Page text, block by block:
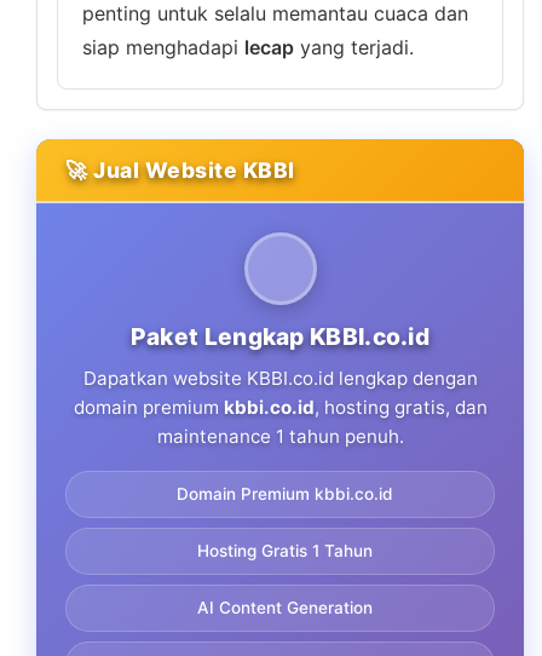
penting untuk selalu memantau cuaca dan
siap menghadapi lecap yang terjadi.
🚀 Jual Website KBBI
Paket Lengkap KBBI.co.id
Dapatkan website KBBI.co.id lengkap dengan
domain premium kbbi.co.id, hosting gratis, dan
maintenance 1 tahun penuh.
Domain Premium kbbi.co.id
Hosting Gratis 1 Tahun
AI Content Generation